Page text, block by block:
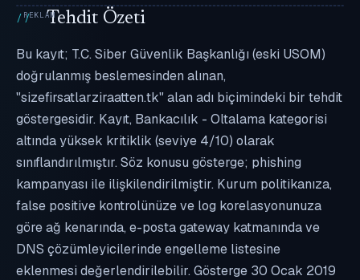
Tehdit Özeti
Bu kayıt; T.C. Siber Güvenlik Başkanlığı (eski USOM)
doğrulanmış beslemesinden alınan,
"sizefirsatlarziraatten.tk" alan adı biçimindeki bir tehdit
göstergesidir. Kayıt, Bankacılık - Oltalama kategorisi
altında yüksek kritiklik (seviye 4/10) olarak
sınıflandırılmıştır. Söz konusu gösterge; phishing
kampanyası ile ilişkilendirilmiştir. Kurum politikanıza,
false positive kontrolünüze ve log korelasyonunuza
göre ağ kenarında, e-posta gateway katmanında ve
DNS çözümleyicilerinde engelleme listesine
eklenmesi değerlendirilebilir. Gösterge 30 Ocak 2019